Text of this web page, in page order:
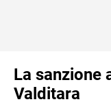
La sanzione
Valditara